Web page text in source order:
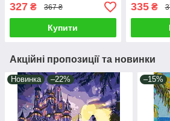
©art_selena_ua Ідейка
KHO8662
327 ₴ 367 ₴
Купити
KHO5152
335₴
Акційні пропозиції та новинки
Новинка –22% –15%